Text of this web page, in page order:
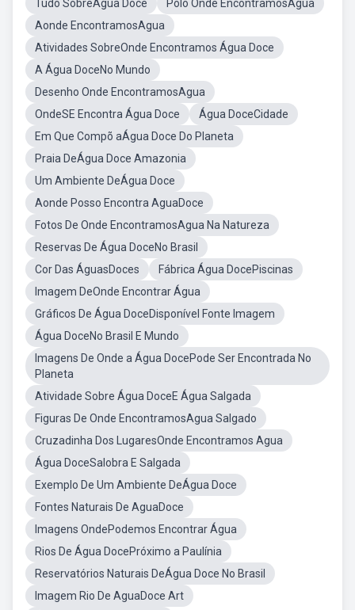
Tudo SobreÁgua Doce
Polo Onde EncontramosAgua
Aonde EncontramosAgua
Atividades SobreOnde Encontramos Água Doce
A Água DoceNo Mundo
Desenho Onde EncontramosAgua
OndeSE Encontra Água Doce
Água DoceCidade
Em Que Compõ aÁgua Doce Do Planeta
Praia DeÁgua Doce Amazonia
Um Ambiente DeÁgua Doce
Aonde Posso Encontra AguaDoce
Fotos De Onde EncontramosAgua Na Natureza
Reservas De Água DoceNo Brasil
Cor Das ÁguasDoces
Fábrica Água DocePiscinas
Imagem DeOnde Encontrar Água
Gráficos De Água DoceDisponível Fonte Imagem
Água DoceNo Brasil E Mundo
Imagens De Onde a Água DocePode Ser Encontrada No
Planeta
Atividade Sobre Água DoceE Água Salgada
Figuras De Onde EncontramosAgua Salgado
Cruzadinha Dos LugaresOnde Encontramos Agua
Água DoceSalobra E Salgada
Exemplo De Um Ambiente DeÁgua Doce
Fontes Naturais De AguaDoce
Imagens OndePodemos Encontrar Água
Rios De Água DocePróximo a Paulínia
Reservatórios Naturais DeÁgua Doce No Brasil
Imagem Rio De AguaDoce Art